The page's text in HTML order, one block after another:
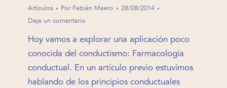
Artículos Por Fabián Maero
28/08/2014
Deja un comentario
Hoy vamos a explorar una aplicación poco
conocida del conductismo: Farmacología
conductual. En un artículo previo estuvimos
hablando de los principios conductuales